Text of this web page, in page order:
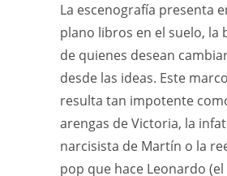
La escenografía presenta
plano libros en el suelo, la
de quienes desean
desde las ideas. Este
resulta tan impotente
arengas de Victoria, la
narcisista de Martín o la
pop que hace Leonardo (el